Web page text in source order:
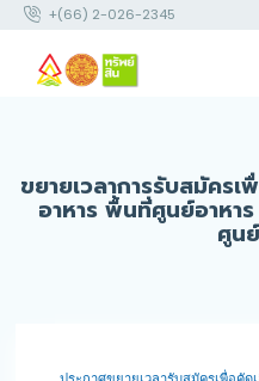
+(66) 2-026-2345
ขยายเวลาการรับสมัคร
อาหาร พื้นที่ศูนย์อาหา
ศูน
ประกาศขยายเวลารับสมัครเพื่อคัด